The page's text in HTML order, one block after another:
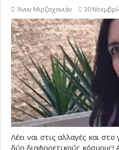
Άννυ Μιρζαχανιάν 30
Λέει ναι στις αλλαγές και στο
δύο διαφορετικούς κόσμους!